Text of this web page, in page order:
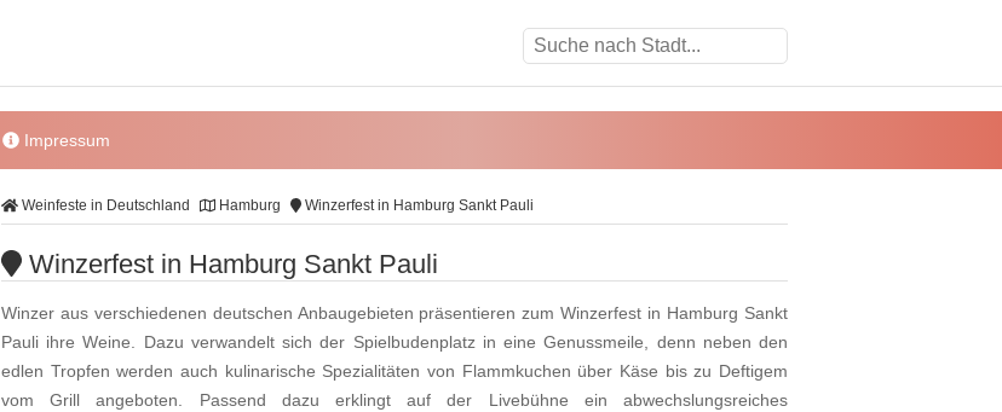
Impressum
Weinfeste in Deutschland Hamburg Winzerfest in Hamburg Sankt Pauli
Winzerfest in Hamburg Sankt Pauli
Winzer aus verschiedenen deutschen Anbaugebieten präsentieren zum Winzerfest in Hamburg Sankt
Pauli ihre Weine. Dazu verwandelt sich der Spielbudenplatz in eine Genussmeile, denn neben den
edlen Tropfen werden auch kulinarische Spezialitäten von Flammkuchen über Käse bis zu Deftigem
vom Grill angeboten. Passend dazu erklingt auf der Livebühne ein abwechslungsreiches